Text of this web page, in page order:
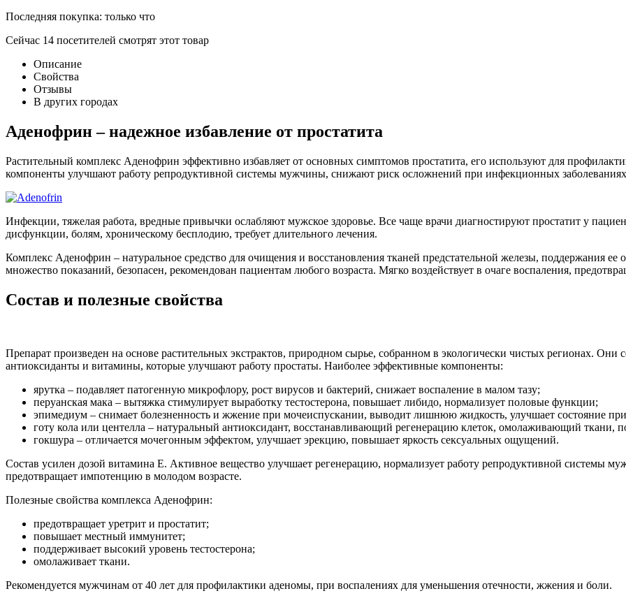
Последняя покупка: только что
Сейчас 14 посетителей смотрят этот товар
Описание
Свойства
Отзывы
В других городах
Аденофрин – надежное избавление от простатита
Растительный комплекс Аденофрин эффективно избавляет от основных симптомов простатита, его используют для
компоненты улучшают работу репродуктивной системы мужчины, снижают риск осложнений при инфекционных
Инфекции, тяжелая работа, вредные привычки ослабляют мужское здоровье. Все чаще врачи диагностируют простатит у
дисфункции, болям, хроническому бесплодию, требует длительного лечения.
Комплекс Аденофрин – натуральное средство для очищения и восстановления тканей предстательной железы, поддержания
множество показаний, безопасен, рекомендован пациентам любого возраста. Мягко воздействует в очаге воспаления,
Состав и полезные свойства
Препарат произведен на основе растительных экстрактов, природном сырье, собранном в экологически чистых регионах.
антиоксиданты и витамины, которые улучшают работу простаты. Наиболее эффективные компоненты:
ярутка – подавляет патогенную микрофлору, рост вирусов и бактерий, снижает воспаление в малом тазу;
перуанская мака – вытяжка стимулирует выработку тестостерона, повышает либидо, нормализует половые функции;
эпимедиум – снимает болезненность и жжение при мочеиспускании, выводит лишнюю жидкость, улучшает состояние
готу кола или центелла – натуральный антиоксидант, восстанавливающий регенерацию клеток, омолаживающий ткани,
гокшура – отличается мочегонным эффектом, улучшает эрекцию, повышает яркость сексуальных ощущений.
Состав усилен дозой витамина Е. Активное вещество улучшает регенерацию, нормализует работу репродуктивной системы
предотвращает импотенцию в молодом возрасте.
Полезные свойства комплекса Аденофрин:
предотвращает уретрит и простатит;
повышает местный иммунитет;
поддерживает высокий уровень тестостерона;
омолаживает ткани.
Рекомендуется мужчинам от 40 лет для профилактики аденомы, при воспалениях для уменьшения отечности, жжения и боли.